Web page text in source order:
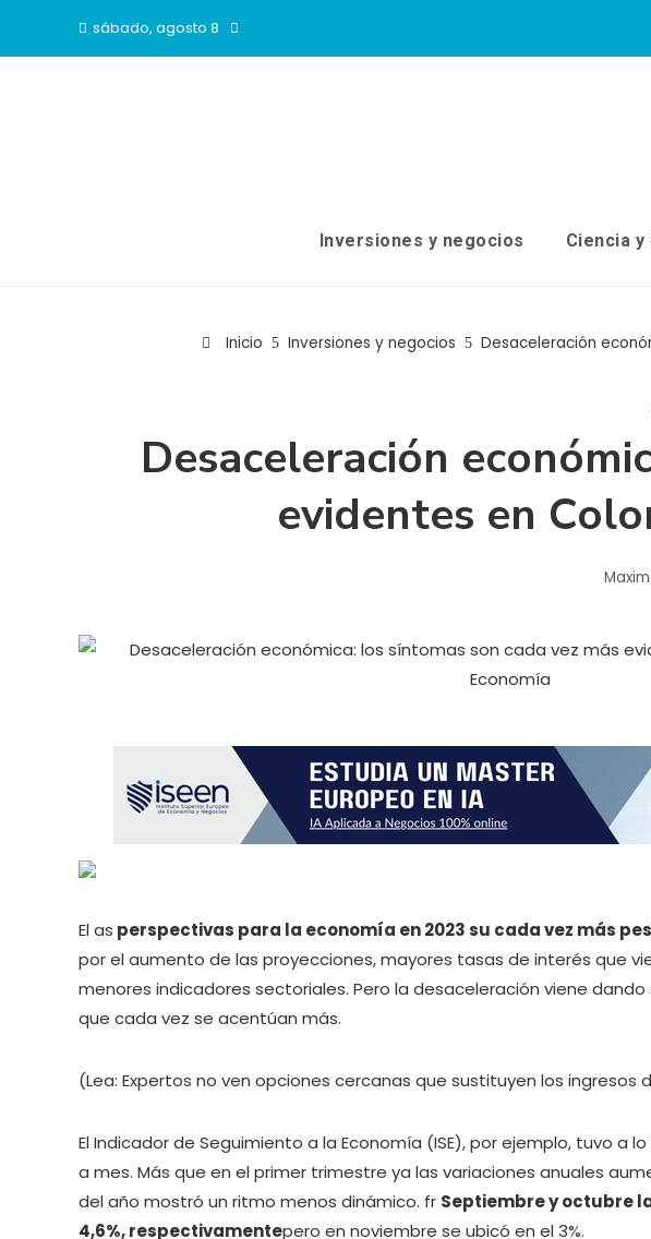
sábado, agosto 8
Inversiones y negocios Ciencia
Inicio Inversiones y negocios Desaceleración
Desaceleración
evidentes en
El as perspectivas para la economía en 2023 su cada vez más
por el aumento de las proyecciones, mayores tasas de interés que
menores indicadores sectoriales. Pero la desaceleración viene
que cada vez se acentúan más.
(Lea: Expertos no ven opciones cercanas que sustituyen los ingresos
El Indicador de Seguimiento a la Economía (ISE), por ejemplo, tuvo a
a mes. Más que en el primer trimestre ya las variaciones anuales
del año mostró un ritmo menos dinámico. fr Septiembre y octubre
4,6%, respectivamentepero en noviembre se ubicó en el 3%.